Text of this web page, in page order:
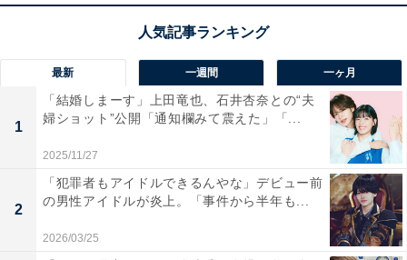
最新 一週間 一ヶ月
1
「結婚しまーす」上田竜也、石井杏奈との“夫
婦ショット”公開「通知欄みて震えた」「...
2025/11/27
2
「犯罪者もアイドルできるんやな」デビュー前
の男性アイドルが炎上。「事件から半年も...
2026/03/25